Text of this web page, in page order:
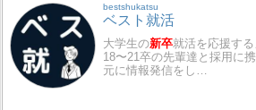
bestshukatsu
ベスト就活
大学生の新卒就活を応援する
18〜21卒の先輩達と採用に
元に情報発信をし…